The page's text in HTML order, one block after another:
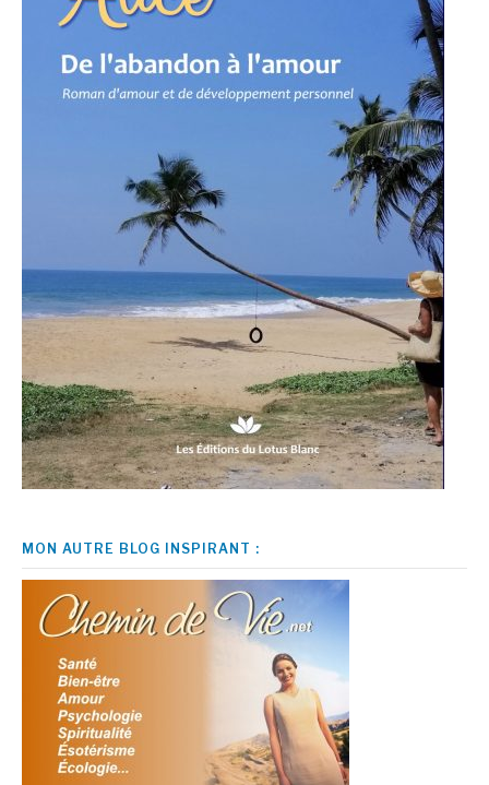
MON AUTRE BLOG INSPIRANT :